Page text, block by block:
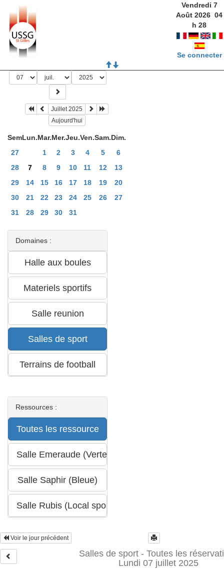
Vendredi 7
Août 2026 04
h28
Se connecter
Juillet 2025
Aujourd'hui
SemLun.Mar.Mer.Jeu.Ven.Sam.Dim.
27
1 2 3 4 5
6
28
7 8 9 10 11 12
13
29
14 15 16 17 18 19
20
30
21 22 23 24 25 26
27
31
28 29 30 31
Domaines :
Ressources :
Voir le jour précédent
Salles de sport - Toutes les
Lundi 07 juillet 2025